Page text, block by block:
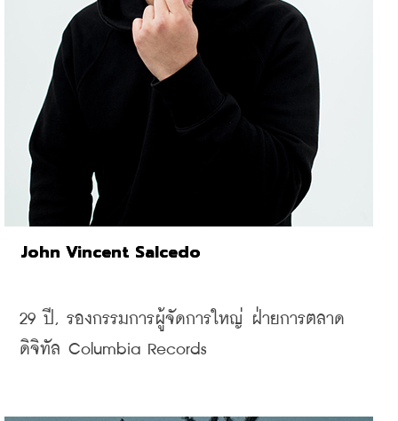
John Vincent Salcedo
29 ปี, รองกรรมการผู้จัดการใหญ่ ฝ่ายการตลาด
ดิจิทัล Columbia Records